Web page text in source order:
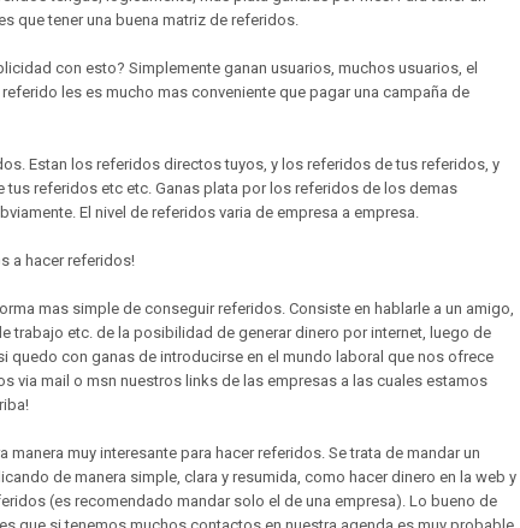
que tener una buena matriz de referidos.
con esto? Simplemente ganan usuarios, muchos usuarios, el
les es mucho mas conveniente que pagar una campaña de
Estan los referidos directos tuyos, y los referidos de tus referidos, y
tus referidos etc etc. Ganas plata por los referidos de los demas
El nivel de referidos varia de empresa a empresa.
a hacer referidos!
mas simple de conseguir referidos. Consiste en hablarle a un amigo,
trabajo etc. de la posibilidad de generar dinero por internet, luego de
quedo con ganas de introducirse en el mundo laboral que nos ofrece
via mail o msn nuestros links de las empresas a las cuales estamos
manera muy interesante para hacer referidos. Se trata de mandar un
de manera simple, clara y resumida, como hacer dinero en la web y
(es recomendado mandar solo el de una empresa). Lo bueno de